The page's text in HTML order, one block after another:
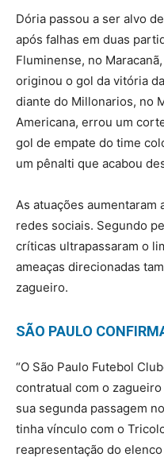
Dória passou a ser alvo
após falhas em duas
Fluminense, no
originou o gol da vitória
diante do Millonarios, no
Americana, errou um
gol de empate do time
um pênalti que acabou
As atuações aumentaram
redes sociais. Segundo
críticas ultrapassaram o
ameaças direcionadas
zagueiro.
SÃO PAULO
“O São Paulo Futebol
contratual com o
sua segunda passagem
tinha vínculo com o
reapresentação do